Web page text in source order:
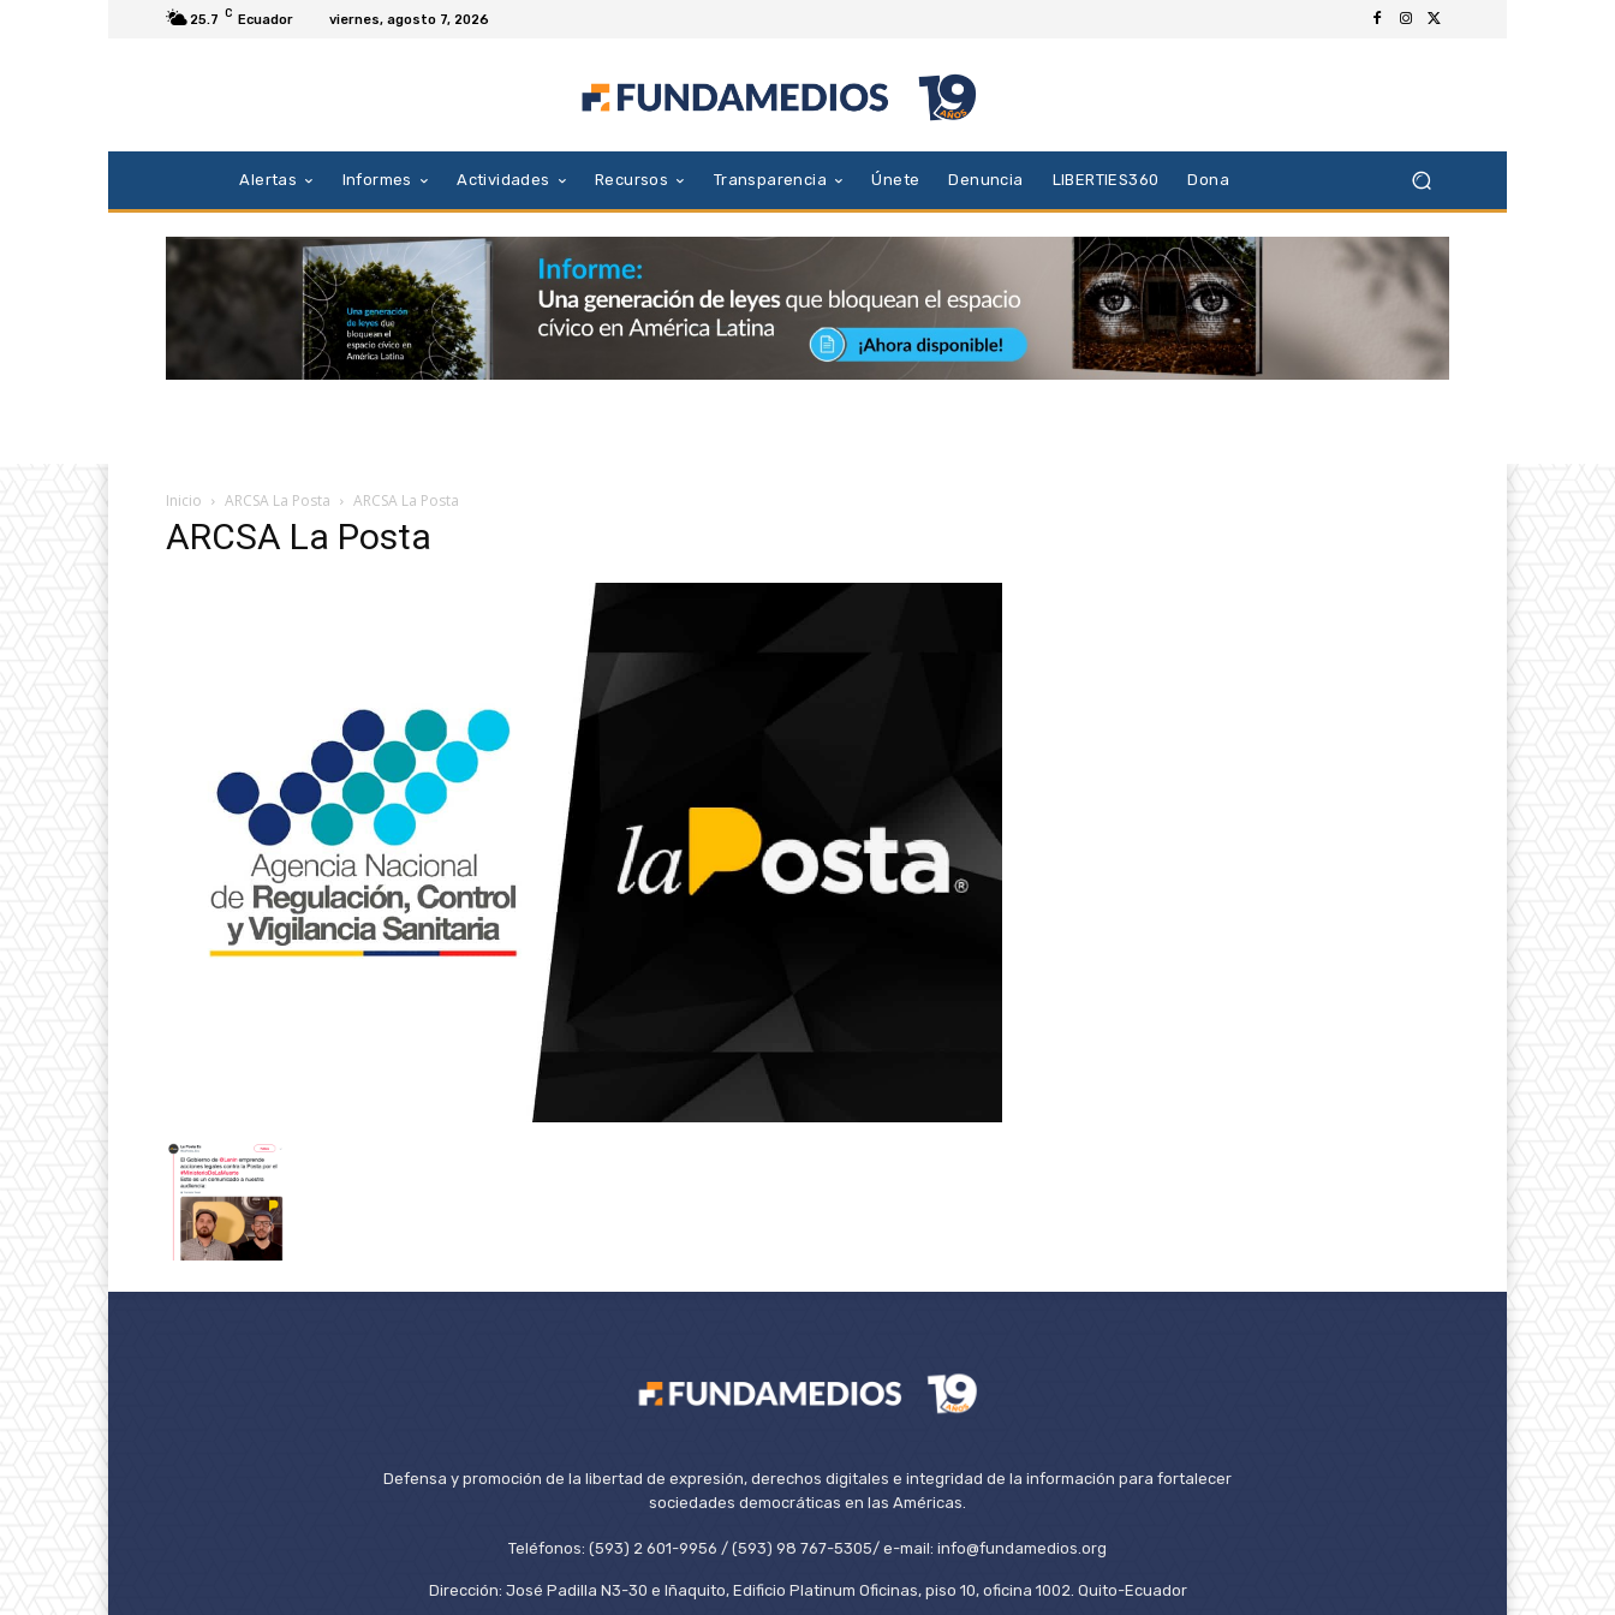
25.7 C Ecuador viernes, agosto 7, 2026
Alertas Informes Actividades Recursos Transparencia Únete Denuncia LIBERTIES360 Dona
Inicio ARCSA La Posta ARCSA La Posta
ARCSA La Posta
Defensa y promoción de la libertad de expresión, derechos digitales e integridad de la información para fortalecer
sociedades democráticas en las Américas.
Teléfonos: (593) 2 601-9956 / (593) 98 767-5305/ e-mail: info@fundamedios.org
Dirección: José Padilla N3-30 e Iñaquito, Edificio Platinum Oficinas, piso 10, oficina 1002. Quito-Ecuador